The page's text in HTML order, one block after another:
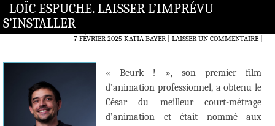
LOÏC ESPUCHE. LAISSER L’IMPRÉVU
S’INSTALLER
7 FÉVRIER 2025 KATIA BAYER LAISSER UN COMMENTAIRE|
« Beurk ! », son premier film
d’animation professionnel, a obtenu le
César du meilleur court-métrage
d’animation et était nommé aux